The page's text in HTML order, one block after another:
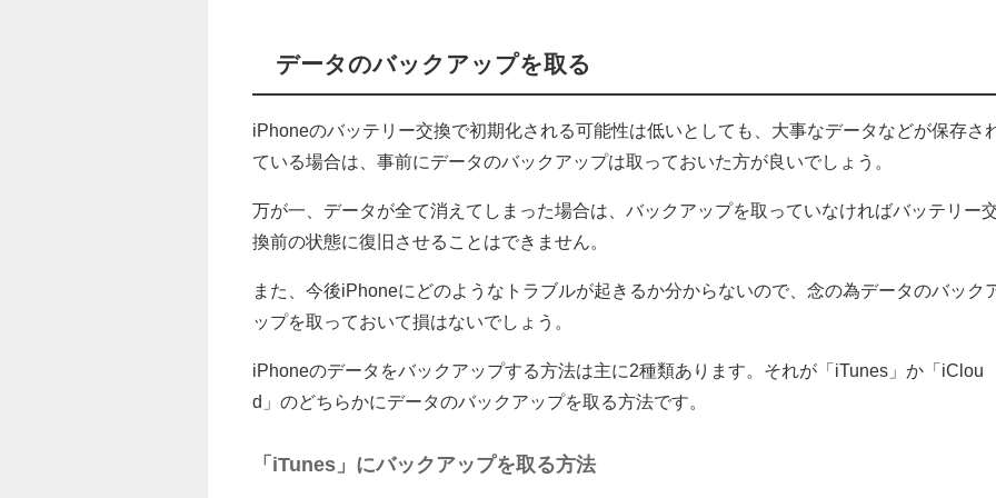
データのバックアップを取る
iPhoneのバッテリー交換で初期化される可能性は低いとしても、大事なデータなどが保存さ
ている場合は、事前にデータのバックアップは取っておいた方が良いでしょう。
万が一、データが全て消えてしまった場合は、バックアップを取っていなければバッテリー
換前の状態に復旧させることはできません。
また、今後iPhoneにどのようなトラブルが起きるか分からないので、念の為データのバック
ップを取っておいて損はないでしょう。
iPhoneのデータをバックアップする方法は主に2種類あります。それが「iTunes」か「iClou
d」のどちらかにデータのバックアップを取る方法です。
「iTunes」にバックアップを取る方法